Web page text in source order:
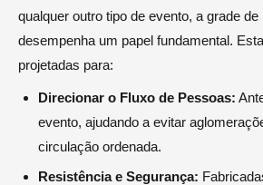
qualquer outro tipo de evento, a grade
desempenha um papel fundamental.
projetadas para:
Direcionar o Fluxo de Pessoas:
evento, ajudando a evitar
circulação ordenada.
Resistência e Segurança: